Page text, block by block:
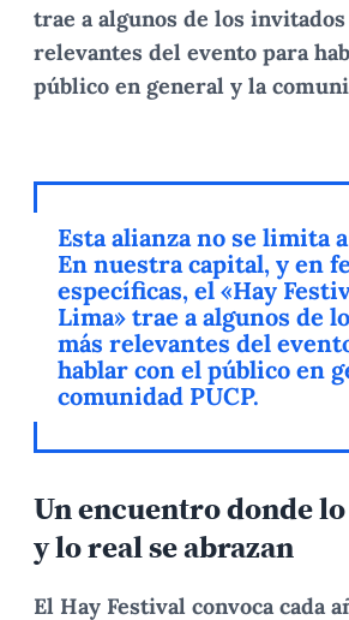
trae a algunos de los invitados
relevantes del evento para
público en general y la
Esta alianza no se limita
En nuestra capital, y en
específicas, el «Hay
Lima» trae a algunos de
más relevantes del
hablar con el público en
comunidad PUCP.
Un encuentro donde
y lo real se abrazan
El Hay Festival convoca cada